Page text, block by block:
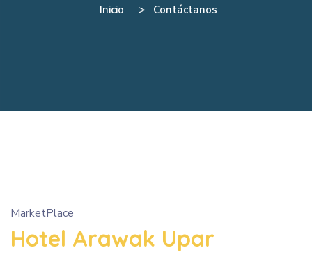
Inicio Contáctanos
MarketPlace
Hotel Arawak Upar